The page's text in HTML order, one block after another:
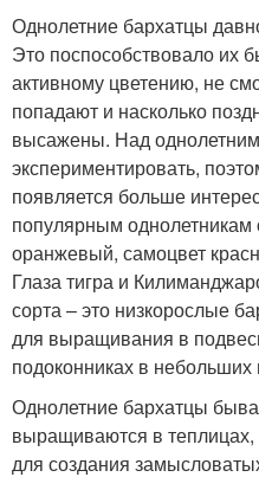
Однолетние бархатцы
Это поспособствовало их
активному цветению, не
попадают и насколько
высажены. Над
экспериментировать,
появляется больше
популярным однолетникам
оранжевый, самоцвет
Глаза тигра и
сорта – это низкорослые
для выращивания в
подоконниках в небольших
Однолетние бархатцы
выращиваются в теплицах,
для создания